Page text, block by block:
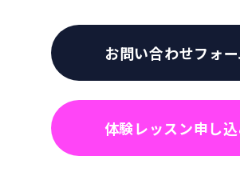
お問い合わせフォ
体験レッスン申し